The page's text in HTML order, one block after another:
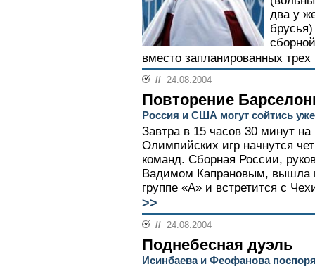
два у
вместо запланированных
// 24.08.2004
Повторение
Россия и США могут сойтись
Завтра в 15 часов 30 минут
Олимпийских игр начнутся
команд. Сборная России,
Вадимом Капрановым, вышла
группе «А» и встретится с
>>
// 24.08.2004
Поднебесная дуэль
Исинбаева и Феофанова